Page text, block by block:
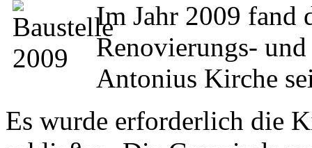
Im Jahr 2009 fand
Renovierungs-
Antonius Kirche
Es wurde erforderlich die